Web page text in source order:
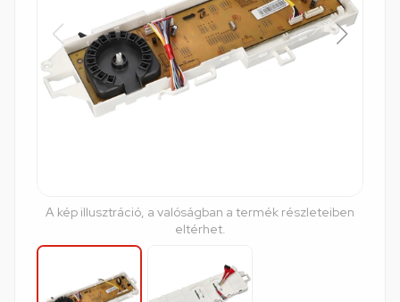
A kép illusztráció, a valóságban a termék részleteiben
eltérhet.